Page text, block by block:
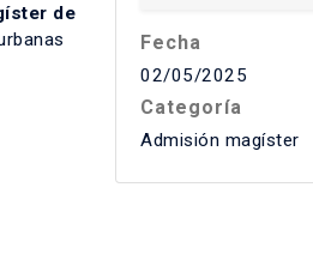
de
Fecha
02/05/2025
Categoría
Admisión magíster